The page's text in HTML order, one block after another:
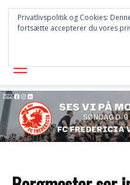
Privatlivspolitik og Cookies:
fortsætte accepterer du vores